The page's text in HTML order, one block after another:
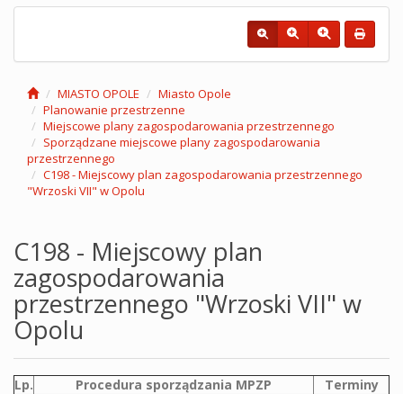
MIASTO OPOLE
Miasto Opole
Planowanie przestrzenne
Miejscowe plany zagospodarowania przestrzennego
Sporządzane miejscowe plany zagospodarowania
przestrzennego
C198 - Miejscowy plan zagospodarowania przestrzennego
"Wrzoski VII" w Opolu
C198 - Miejscowy plan
zagospodarowania
przestrzennego "Wrzoski VII" w
Opolu
Lp. Procedura sporządzania MPZP Terminy